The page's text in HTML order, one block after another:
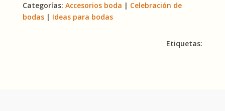
Categorías: Accesorios boda | Celebración de
bodas| Ideas para bodas
Etiquetas: